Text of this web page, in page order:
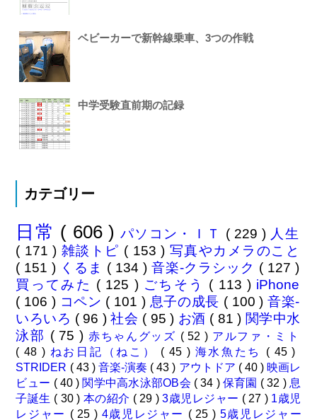
ベビーカーで新幹線乗車、3つの作戦
中学受験直前期の記録
カテゴリー
日常 ( 606 )パソコン・ＩＴ ( 229 ) 人生
( 171 ) 雑談トピ ( 153 ) 写真やカメラのこと
( 151 ) くるま ( 134 ) 音楽-クラシック ( 127 )
買ってみた ( 125 ) ごちそう ( 113 ) iPhone
( 106 ) コペン ( 101 ) 息子の成長 ( 100 )音楽-
いろいろ ( 96 )社会 ( 95 ) お酒 ( 81 ) 関学中水
泳部 ( 75 ) 赤ちゃんグッズ ( 52 ) アルファ・ミト
( 48 ) ねお日記（ねこ） ( 45 ) 海水魚たち ( 45 )
STRIDER ( 43 ) 音楽-演奏 ( 43 ) アウトドア ( 40 ) 映画レ
ビュー ( 40 ) 関学中高水泳部OB会 ( 34 ) 保育園 ( 32 ) 息
子誕生 ( 30 ) 本の紹介 ( 29 )3歳児レジャー ( 27 ) 1歳児
レジャー ( 25 ) 4歳児レジャー ( 25 ) 5歳児レジャー